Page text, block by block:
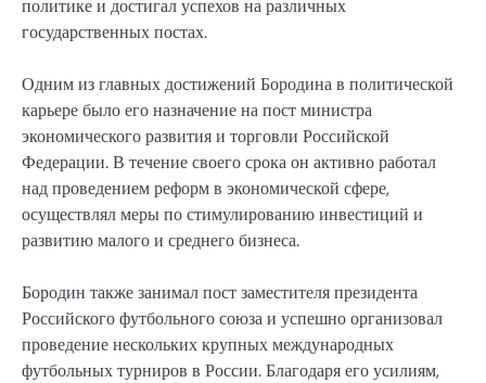
политике и достигал успехов на различных
государственных постах.
Одним из главных достижений Бородина в политической
карьере было его назначение на пост министра
экономического развития и торговли Российской
Федерации. В течение своего срока он активно работал
над проведением реформ в экономической сфере,
осуществлял меры по стимулированию инвестиций и
развитию малого и среднего бизнеса.
Бородин также занимал пост заместителя президента
Российского футбольного союза и успешно организовал
проведение нескольких крупных международных
футбольных турниров в России. Благодаря его усилиям,